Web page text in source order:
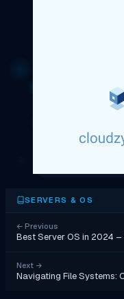
SERVERS & OS
← Previous
Best Server OS in 2024 –
Next →
Navigating File Systems: